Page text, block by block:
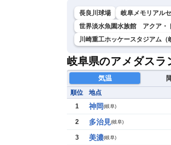
長良川球場 岐阜メモリアル
世界淡水魚園水族館 アクア・
川崎重工ホッケースタジアム（
岐阜県のアメダスラ
気温
順位 地点
1
神岡(岐阜)
2 多治見(岐阜)
3 美濃(岐阜)